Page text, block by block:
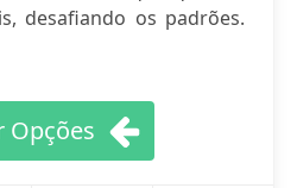
desafiando os padrões.
Opções